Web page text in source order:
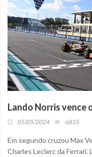
Lando Norris vence
05/05/2024 6815
Em segundo cruzou Max
Charles Leclerc da Ferrari.